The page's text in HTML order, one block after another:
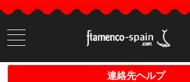
商
品
検
連絡先ヘルプ